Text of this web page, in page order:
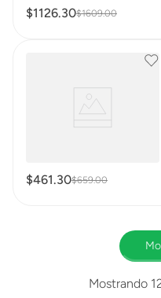
$1126.30$1609.00
$461.30$659.00
Mostrando